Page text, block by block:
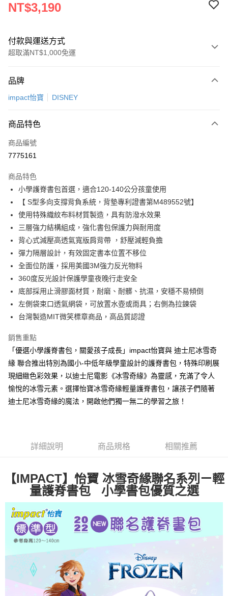
NT$3,190
付款與運送方式
超取滿NT$1,000免運
信用卡一次付款
3 期 0 利率 每期
合作金庫商業銀行
上海商業儲蓄銀行
臺灣中小企業銀行
匯豐（台灣）商業銀行
華泰商業銀行
聯邦商業銀行
遠東國際商業銀行
元大商業銀行
永豐商業銀行
玉山商業銀行
星展（台灣）商業銀行
台灣樂天信用卡公司
合作金庫商業銀行
上海商業儲蓄銀行
國泰世華商業銀行
兆豐國際商業銀行
匯豐（台灣）商業銀行
華泰商業銀行
聯邦商業銀行
遠東國際商業銀行
元大商業銀行
永豐商業銀行
玉山商業銀行
星展（台灣）商業銀行
台新國際商業銀行
中國信託商業銀行
超商取貨付款
LINE Pay
Apple Pay
街口支付
悠遊付
Google Pay
大哥付你分期
相關說明
【大哥付你分期使用說明】
1.本服務由台灣大哥大提供，台灣大哥大用戶可立即使用無須另外申請。
2.付款方式選擇「大哥付你分期」，訂單成立後會自動跳轉到大哥付的交易
流程，驗證手機門號後，選擇欲分期的期數、繳款截止日，確認付款後即完
3.實際核准額度、可分期數及費用金額請依後續交易確認頁面所載為準。
4.訂單成立30分鐘內，如未前往確認交易或遇審核未通過，訂單將自動取
法說明評估內容。
【繳款方式說明】
1.分期款項不併入電信帳單，「大哥付你分期」於每月結算日後寄送繳費提
醒簡訊。
2.透過簡訊連結打開帳單後，可選擇「超商條碼／台灣大直營門市／銀行轉
用戶於交易時，得透過本服務購買商品或服務，並由商店將買賣／分期付款
資料（包含姓名、電話或地址）提供予台灣大哥大進項蒐集、處理及利用，
由本公司與您本人進行分期帳單所需資料之確認、核對及更正。
3.完整用戶服務條款，請詳閱以下連結：https://oppay.tw/userRule
AFTEE先享後付
相關說明
AFTEE先享後付是「在收到商品之後才付款」的支付方式。 讓您購物簡單
便利好安心！
１．簡單：不需註冊會員、不需綁卡、不需儲值。
２．便利：只要手機號碼，簡訊認證，即可結帳。
３．安心：先確認商品／服務後，再付款。
【「AFTEE先享後付」結帳流程】
１．於結帳方式選擇「AFTEE先享後付」後，將跳轉至「AFTEE先享後付」
※ 請注意：結帳手續完成當下不需立刻繳費，但若您需要取消訂單，請聯絡
※ 交易是否成功請以「AFTEE先享後付 」之結帳頁面顯示為準，若有關於
是否繳費成功／繳費後需取消欲退款等相關疑問，請聯繫「AFTEE先享後付
客戶支援中心」https://netprotections.freshdesk.com/support/home
【注意事項】
１．透過由恩沛科技股份有限公司提供之「AFTEE先享後付」服務完成之交
易，需依本服務之必要範圍內提供個人資料，並將交易相關給付款項請求債
權轉讓予恩沛科技股份有限公司。
２．關於個人資料處理事宜，請瀏覽以下網址：
https://aftee.tw/terms/#terms3
３．未成年的使用者請事先徵得法定代理人或監護人之同意方可使用
「AFTEE先享後付」，若未經同意申辦者引起之損失，本公司不負相關責
任。
４．使用「AFTEE先享後付」時，將依據個別帳號之用戶狀況，依本公司即
ATM付款
全家取貨付款
每筆NT$80，滿NT$1,000(含以上)免運費
付款後全家取貨
付款後萊爾富取貨
每筆NT$80，滿NT$1,000(含以上)免運費
7-11取貨付款
每筆NT$80，滿NT$1,000(含以上)免運費
付款後7-11取貨
每筆NT$80，滿NT$1,000(含以上)免運費
宅配
每筆NT$80，滿NT$1,000(含以上)免運費
品牌
impact怡寶 DISNEY
商品特色
商品編號
7775161
商品特色
小學護脊書包首選，適合120-140公分孩童使用
【 S型多向支撐背負系統，背墊專利證書第M489552號】
使用特殊織紋布料材質製造，具有防潑水效果
三層強力結構組成，強化書包保護力與耐用度
背心式減壓高透氣寬版肩背帶 ，舒壓減輕負擔
彈力隔層設計，有效固定書本位置不移位
全面位防護，採用美國3M強力反光物料
360度反光設計保護學童夜晚行走安全
底部採用止滑膠面材質，耐磨、耐髒、抗濕，安穩不易傾倒
左側袋束口透氣網袋，可放置水壺或雨具；右側為拉鍊袋
台灣製造MIT微笑標章商品，高品質認證
銷售重點
「優選小學護脊書包，關愛孩子成長」impact怡寶與 迪士尼冰雪奇
緣 聯合推出特別為國小-中低年級學童設計的護脊書包，特殊印刷展
現細緻色彩效果，以迪士尼電影《冰雪奇緣》為靈感，充滿了令人
愉悅的冰雪元素。選擇怡寶冰雪奇緣輕量護脊書包，讓孩子們隨著
迪士尼冰雪奇緣的魔法，開啟他們獨一無二的學習之旅！
詳細說明 商品規格 相關推薦
【IMPACT】怡寶 冰雪奇緣聯名系列ㄧ輕
量護脊書包 小學書包優質之選